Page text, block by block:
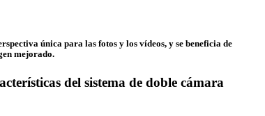
única para las fotos y los vídeos, y se beneficia de
mejorado.
del sistema de doble cámara